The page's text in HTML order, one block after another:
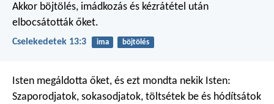
Akkor böjtölés, imádkozás és kézrátétel után
elbocsátották őket.
Cselekedetek 13:3 ima böjtölés
Isten megáldotta őket, és ezt mondta nekik Isten:
Szaporodjatok, sokasodjatok, töltsétek be és hódítsátok